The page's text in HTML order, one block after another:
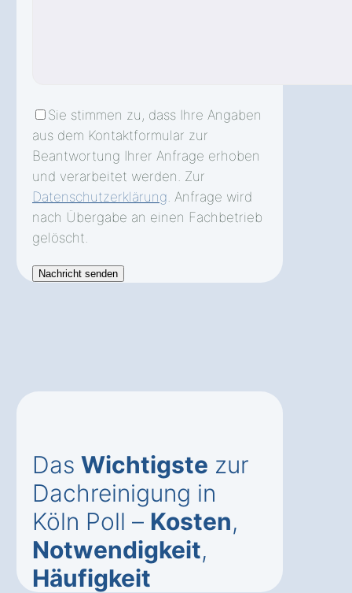
Sie stimmen zu, dass Ihre Angaben
aus dem Kontaktformular zur
Beantwortung Ihrer Anfrage erhoben
und verarbeitet werden. Zur
Datenschutzerklärung . Anfrage wird
nach Übergabe an einen Fachbetrieb
gelöscht.
Das Wichtigste zur
Dachreinigung in
Köln Poll – Kosten,
Notwendigkeit,
Häufigkeit